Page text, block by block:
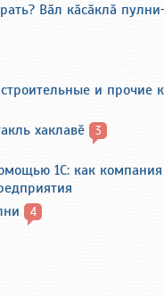
Вӑл кӑсӑклӑ
и прочие
хаклавӗ 3
1С: как
4